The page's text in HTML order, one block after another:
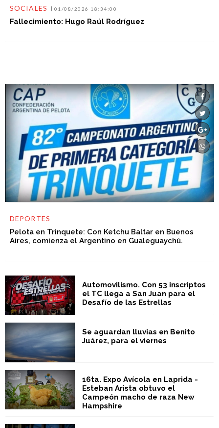
SOCIALES 01/08/2026 18:34:00
Fallecimiento: Hugo Raúl Rodríguez
DEPORTES
Pelota en Trinquete: Con Ketchu Baltar en Buenos
Aires, comienza el Argentino en Gualeguaychú.
Automovilismo. Con 53 inscriptos
el TC llega a San Juan para el
Desafío de las Estrellas
Se aguardan lluvias en Benito
Juárez, para el viernes
16ta. Expo Avícola en Laprida -
Esteban Arista obtuvo el
Campeón macho de raza New
Hampshire